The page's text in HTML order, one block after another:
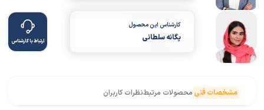
کارشناس این محصول
یگانه سلطانی ارتباط با کارشناس
مشخصات فنی محصولات مرتبطنظرات کاربران